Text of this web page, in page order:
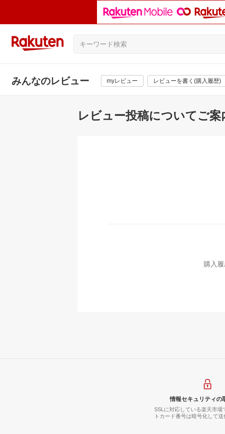
みんなのレビュー myレビュー レビューを書く(購入履歴)
レビュー投稿についてご案
購入
情報セキュリティの
SSLに対応している楽天市場
トカード番号は暗号化して送